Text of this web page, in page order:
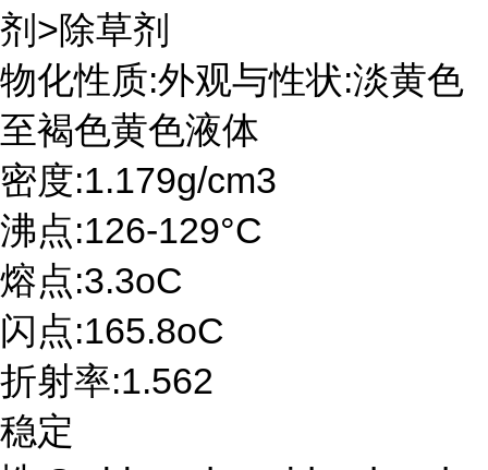
剂>除草剂
物化性质:外观与性状:淡黄色
至褐色黄色液体
密度:1.179g/cm3
沸点:126-129°C
熔点:3.3oC
闪点:165.8oC
折射率:1.562
稳定